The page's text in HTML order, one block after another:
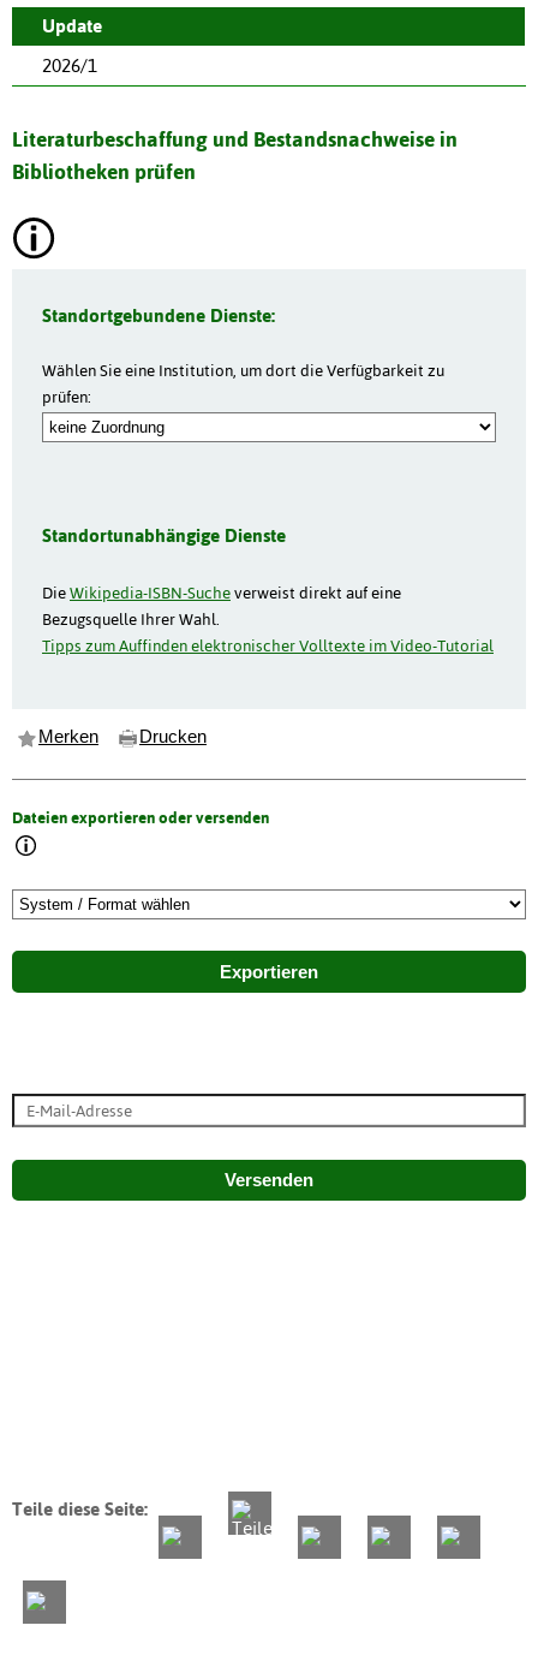
Update
2026/1
Literaturbeschaffung und Bestandsnachweise in
Bibliotheken prüfen
Standortgebundene Dienste:
Wählen Sie eine Institution, um dort die Verfügbarkeit zu
prüfen:
Standortunabhängige Dienste
DieWikipedia-ISBN-Sucheverweist direkt auf eine
Bezugsquelle Ihrer Wahl.
Tipps zum Auffinden elektronischer Volltexte im Video-Tutorial
Merken Drucken
Dateien exportieren oder versenden
Exportieren
Versenden
Teile diese Seite: